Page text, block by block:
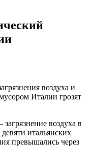
воздуха и
Италии грозят
воздуха в
итальянских
превышались через